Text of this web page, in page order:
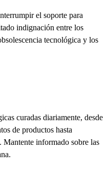
el soporte para
indignación entre los
tecnológica y los
curadas diariamente, desde
de productos hasta
Mantente informado sobre las